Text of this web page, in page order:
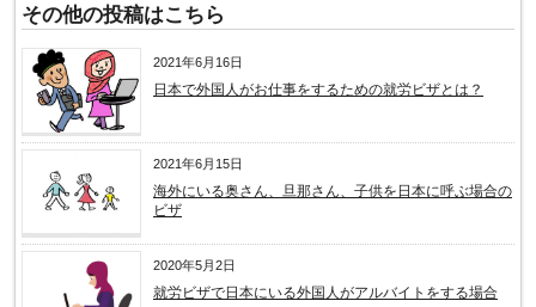
その他の投稿はこちら
2021年6月16日
日本で外国人がお仕事をするための就労ビザとは？
2021年6月15日
海外にいる奥さん、旦那さん、子供を日本に呼ぶ場合の
ビザ
2020年5月2日
就労ビザで日本にいる外国人がアルバイトをする場合